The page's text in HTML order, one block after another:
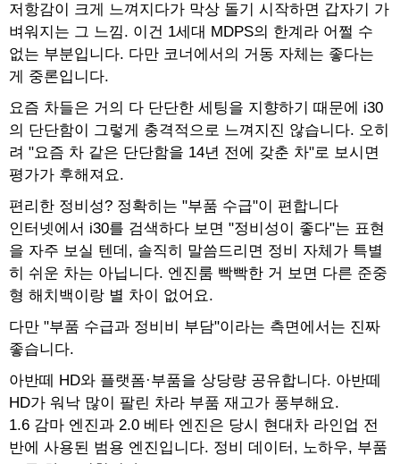
저항감이 크게 느껴지다가 막상 돌기 시작하면 갑자기 가
벼워지는 그 느낌. 이건 1세대 MDPS의 한계라 어쩔 수
없는 부분입니다. 다만 코너에서의 거동 자체는 좋다는
게 중론입니다.
요즘 차들은 거의 다 단단한 세팅을 지향하기 때문에 i30
의 단단함이 그렇게 충격적으로 느껴지진 않습니다. 오히
려 "요즘 차 같은 단단함을 14년 전에 갖춘 차"로 보시면
평가가 후해져요.
편리한 정비성? 정확히는 "부품 수급"이 편합니다
인터넷에서 i30를 검색하다 보면 "정비성이 좋다"는 표현
을 자주 보실 텐데, 솔직히 말씀드리면 정비 자체가 특별
히 쉬운 차는 아닙니다. 엔진룸 빡빡한 거 보면 다른 준중
형 해치백이랑 별 차이 없어요.
다만 "부품 수급과 정비비 부담"이라는 측면에서는 진짜
좋습니다.
아반떼 HD와 플랫폼·부품을 상당량 공유합니다. 아반떼
HD가 워낙 많이 팔린 차라 부품 재고가 풍부해요.
1.6 감마 엔진과 2.0 베타 엔진은 당시 현대차 라인업 전
반에 사용된 범용 엔진입니다. 정비 데이터, 노하우, 부품